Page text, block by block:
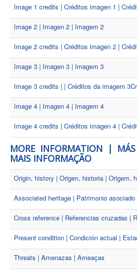
Image 1 credits | Créditos imagen 1 |
Image 2 | Imagen 2 | Imagem 2
Image 2 credits | Créditos imagen 2 |
Image 3 | Imagen 3 | Imagem 3
Image 3 credits | | Créditos da imagem
Image 4 | Imagen 4 | Imagem 4
Image 4 credits | Créditos imagen 4 |
MORE INFORMATION |
MAIS INFORMAÇÃO
Origin, history | Origen, historia | Origem,
Associated heritage | Patrimonio
Cross reference | Referencias cruzadas |
Present condition | Condición actual |
Threats | Amenazas | Ameaças